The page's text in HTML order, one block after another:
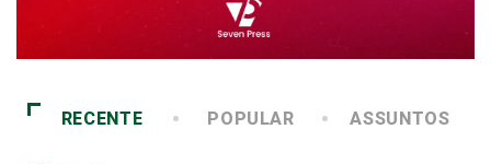
RECENTE POPULAR ASSUNTOS